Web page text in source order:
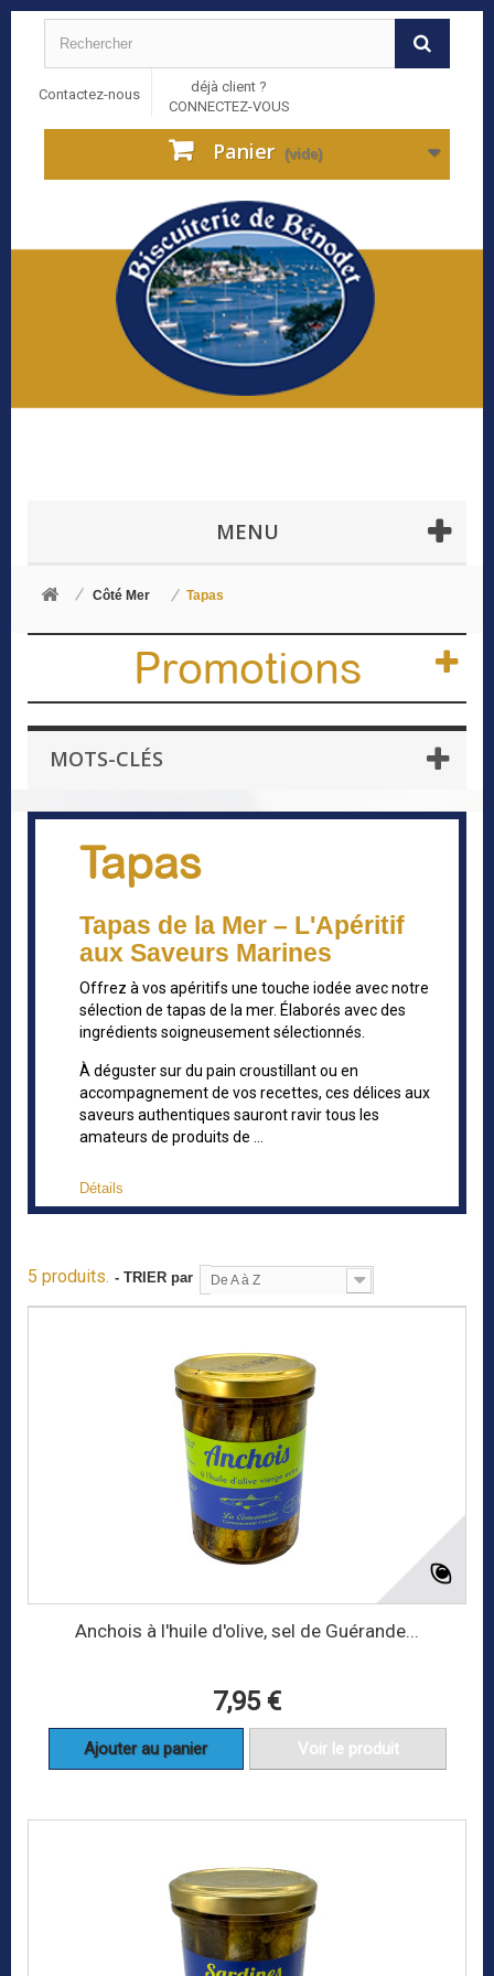
Contactez-nous
déjà client ?
CONNECTEZ-VOUS
Panier (vide)
MENU
Côté Mer Tapas
Promotions
MOTS-CLÉS
Tapas
Tapas de la Mer – L'Apéritif
aux Saveurs Marines
Offrez à vos apéritifs une touche iodée avec notre
sélection de tapas de la mer. Élaborés avec des
ingrédients soigneusement sélectionnés.
À déguster sur du pain croustillant ou en
accompagnement de vos recettes, ces délices aux
saveurs authentiques sauront ravir tous les
amateurs de produits de ...
Détails
5 produits. - TRIER par De A à Z
Anchois à l'huile d'olive, sel de Guérande...
7,95 €
Ajouter au panier Voir le produit